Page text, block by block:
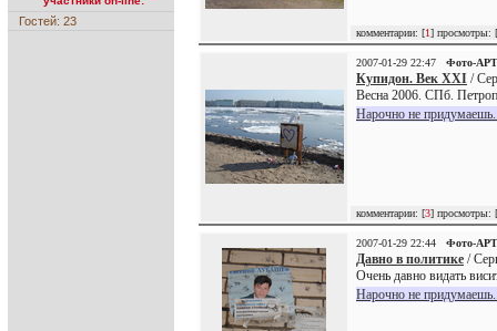
Гостей: 23
комментарии: [1] просмотры: [
2007-01-29 22:47 Фото-АРТ
Купидон. Век XXI /
Весна 2006. СПб.
Нарочно не
комментарии: [3] просмотры: [
2007-01-29 22:44 Фото-АРТ
Давно в политике /
Очень давно видать
Нарочно не